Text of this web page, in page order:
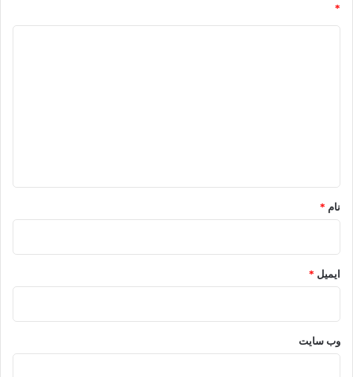
*
نام *
ایمیل *
وب‌ سایت